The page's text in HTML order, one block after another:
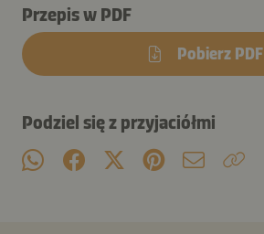
Przepis w PDF
Pobierz PDF
Podziel się z przyjaciółmi